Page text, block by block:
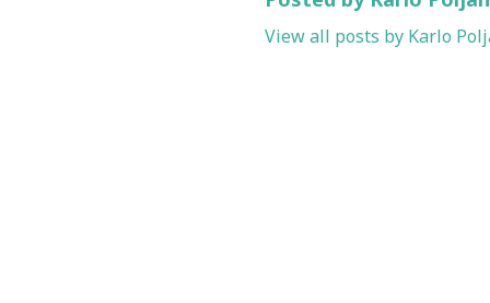
View all posts by Karlo